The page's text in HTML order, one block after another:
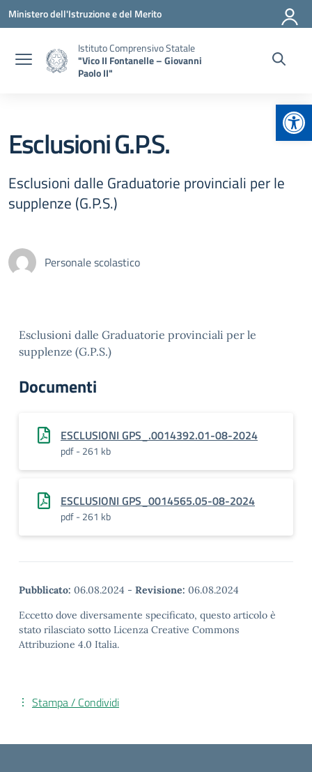
Vai ai contenuti
Vai al menu di navigazione
Vai al footer
Ministero dell'Istruzione e del Merito
Istituto Comprensivo Statale
"Vico II Fontanelle – Giovanni
Paolo II"
Esclusioni G.P.S.
Esclusioni dalle Graduatorie provinciali per le
supplenze (G.P.S.)
Personale scolastico
Esclusioni dalle Graduatorie provinciali per le
supplenze (G.P.S.)
Documenti
ESCLUSIONI GPS_.0014392.01-08-2024
pdf - 261 kb
ESCLUSIONI GPS_0014565.05-08-2024
pdf - 261 kb
Pubblicato: 06.08.2024 - Revisione: 06.08.2024
Eccetto dove diversamente specificato, questo articolo è
stato rilasciato sotto Licenza Creative Commons
Attribuzione 4.0 Italia.
Stampa / Condividi